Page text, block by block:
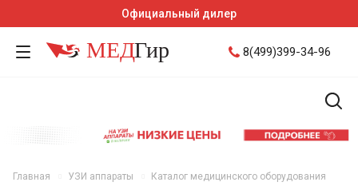
Официальный дилер
8(499)399-34-96
Главная УЗИ аппараты Каталог медицинского оборудования